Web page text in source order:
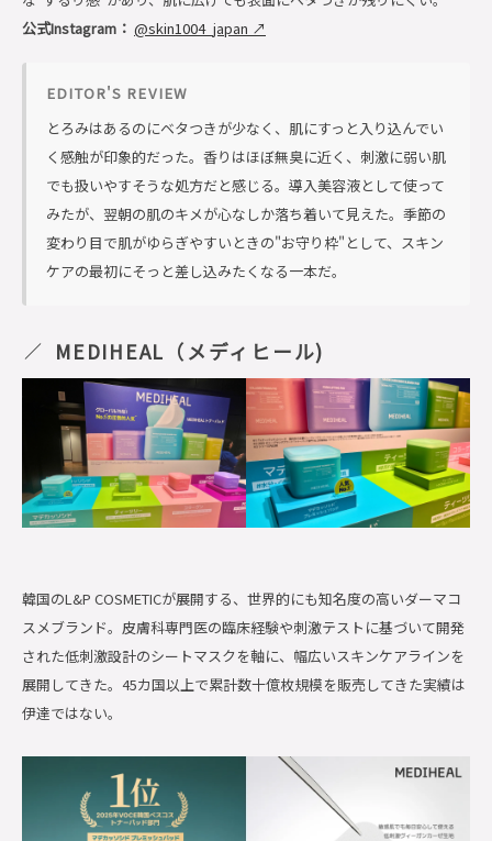
公式Instagram： @skin1004_japan ↗
EDITOR'S REVIEW
とろみはあるのにベタつきが少なく、肌にすっと入り込んでい
く感触が印象的だった。香りはほぼ無臭に近く、刺激に弱い肌
でも扱いやすそうな処方だと感じる。導入美容液として使って
みたが、翌朝の肌のキメが心なしか落ち着いて見えた。季節の
変わり目で肌がゆらぎやすいときの"お守り枠"として、スキン
ケアの最初にそっと差し込みたくなる一本だ。
MEDIHEAL（メディヒール)
韓国のL&P COSMETICが展開する、世界的にも知名度の高いダーマコ
スメブランド。皮膚科専門医の臨床経験や刺激テストに基づいて開発
された低刺激設計のシートマスクを軸に、幅広いスキンケアラインを
展開してきた。45カ国以上で累計数十億枚規模を販売してきた実績は
伊達ではない。